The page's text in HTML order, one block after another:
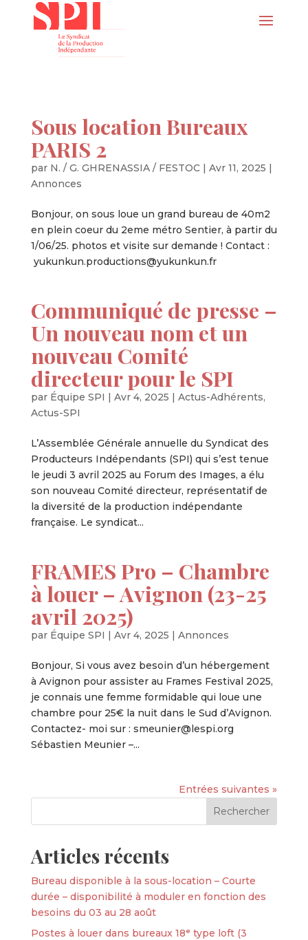
Sous location Bureaux
PARIS 2
par N. / G. GHRENASSIA / FESTOC| Avr 11, 2025 |
Annonces
Bonjour, on sous loue un grand bureau de 40m2
en plein coeur du 2eme métro Sentier, à partir du
1/06/25. photos et visite sur demande ! Contact :
yukunkun.productions@yukunkun.fr
Communiqué de presse –
Un nouveau nom et un
nouveau Comité
directeur pour le SPI
par Équipe SPI | Avr 4, 2025 | Actus-Adhérents,
Actus-SPI
L’Assemblée Générale annuelle du Syndicat des
Producteurs Indépendants (SPI) qui s’est tenue
le jeudi 3 avril 2025 au Forum des Images, a élu
son nouveau Comité directeur, représentatif de
la diversité de la production indépendante
française. Le syndicat...
FRAMES Pro – Chambre
à louer – Avignon (23-25
avril 2025)
par Équipe SPI | Avr 4, 2025 | Annonces
Bonjour, Si vous avez besoin d’un hébergement
à Avignon pour assister au Frames Festival 2025,
je connais une femme formidable qui loue une
chambre pour 25€ la nuit dans le Sud d’Avignon.
Contactez- moi sur : smeunier@lespi.org
Sébastien Meunier –...
Entrées suivantes »
Articles récents
Bureau disponible à la sous-location – Courte
durée – disponibilité à moduler en fonction des
besoins du 03 au 28 août
Postes à louer dans bureaux 18ᵉ type loft (3